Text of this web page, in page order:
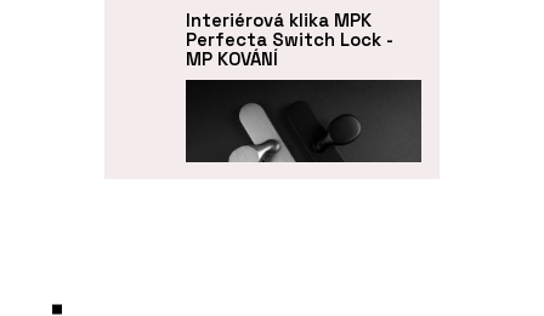
Interiérová klika MPK
Perfecta Switch Lock -
MP KOVÁNÍ